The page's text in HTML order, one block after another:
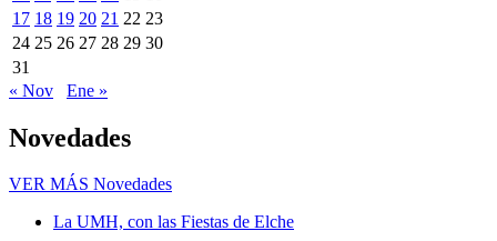
17 18 19 20 21 22 23
24 25 26 27 28 29 30
31
« Nov
Ene »
Novedades
VER MÁS Novedades
La UMH, con las Fiestas de Elche